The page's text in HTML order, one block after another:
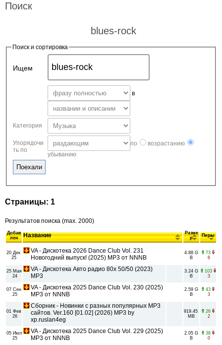
Поиск
blues-rock
Поиск и сортировка
Ищем
в
Категория
Упорядочи
ть по
по
возрастанию
убыванию
Страницы: 1
Результатов поиска (max. 2000)
Добав
лен
Название
Разме
р
Пиры
20 Дек
25
VA - Дискотека 2026 Dance Club Vol. 231
Новогодний выпуск! (2025) MP3 от NNNB
4.88 G
B
73
6
25 Мая
24
VA - Дискотека Авто радио 80х 50/50 (2023)
MP3
3.24 G
B
103
3
07 Сен
25
VA - Дискотека 2025 Dance Club Vol. 230 (2025)
MP3 от NNNB
2.59 G
B
43
3
01 Фев
26
Сборник - Новинки с разных популярных MP3
сайтов. Ver.160 [01.02] (2026) MP3 by
xp.ruslan4eg
919.45
MB
26
2
05 Июл
25
VA - Дискотека 2025 Dance Club Vol. 229 (2025)
MP3 от NNNB
2.05 G
B
38
0